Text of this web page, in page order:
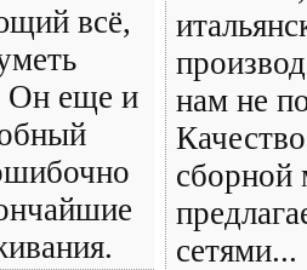
всё,
Он еще и
нам не
сборной
сетями...